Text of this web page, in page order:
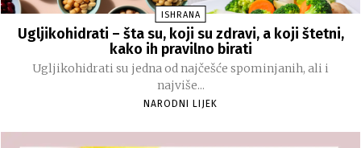
ISHRANA
Ugljikohidrati – šta su, koji su zdravi, a koji štetni,
kako ih pravilno birati
Ugljikohidrati su jedna od najčešće spominjanih, ali i
najviše...
NARODNI LIJEK